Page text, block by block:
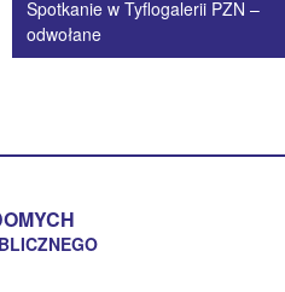
Spotkanie w Tyflogalerii PZN –
odwołane